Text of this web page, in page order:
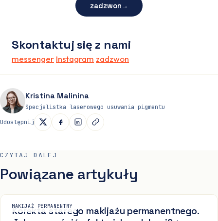
zadzwon→
Skontaktuj się z nami
messenger Instagram zadzwon
Kristina Malinina
Specjalistka laserowego usuwania pigmentu
Udostępnij
CZYTAJ DALEJ
Powiązane artykuły
MAKIJAŻ PERMANENTNY
Korekta starego makijażu permanentnego.